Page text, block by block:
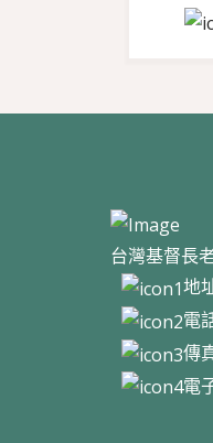
台灣基督長
地
電
傳
電